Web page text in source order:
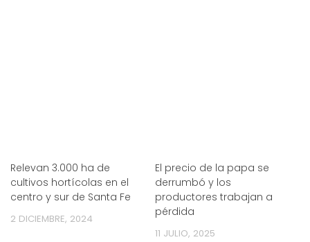
Relevan 3.000 ha de
cultivos hortícolas en el
centro y sur de Santa Fe
2 DICIEMBRE, 2024
El precio de la papa se
derrumbó y los
productores trabajan a
pérdida
11 JULIO, 2025